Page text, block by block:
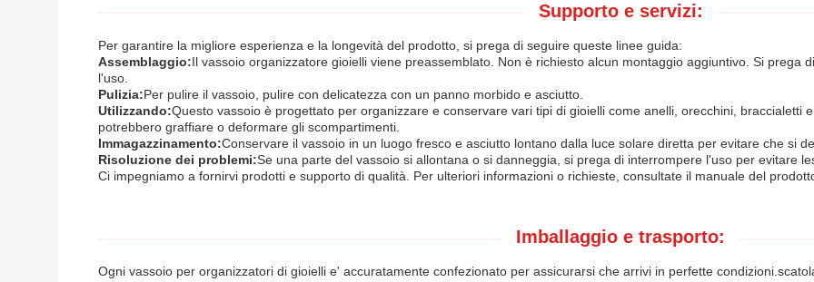
Supporto e servizi:
Per garantire la migliore esperienza e la longevità del prodotto, si prega di seguire queste linee guida:
Assemblaggio:Il vassoio organizzatore gioielli viene preassemblato. Non è richiesto alcun montaggio aggiuntivo. Si prega
l'uso.
Pulizia:Per pulire il vassoio, pulire con delicatezza con un panno morbido e asciutto.
Utilizzando:Questo vassoio è progettato per organizzare e conservare vari tipi di gioielli come anelli, orecchini, braccialetti
potrebbero graffiare o deformare gli scompartimenti.
Immagazzinamento:Conservare il vassoio in un luogo fresco e asciutto lontano dalla luce solare diretta per evitare che si
Risoluzione dei problemi:Se una parte del vassoio si allontana o si danneggia, si prega di interrompere l'uso per evitare
Ci impegniamo a fornirvi prodotti e supporto di qualità. Per ulteriori informazioni o richieste, consultate il manuale del
Imballaggio e trasporto:
Ogni vassoio per organizzatori di gioielli e' accuratamente confezionato per assicurarsi che arrivi in perfette